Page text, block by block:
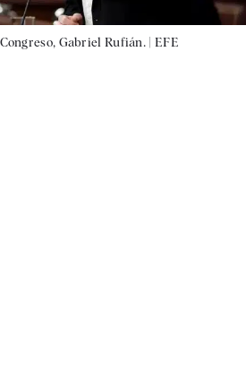
Gabriel Rufián. | EFE